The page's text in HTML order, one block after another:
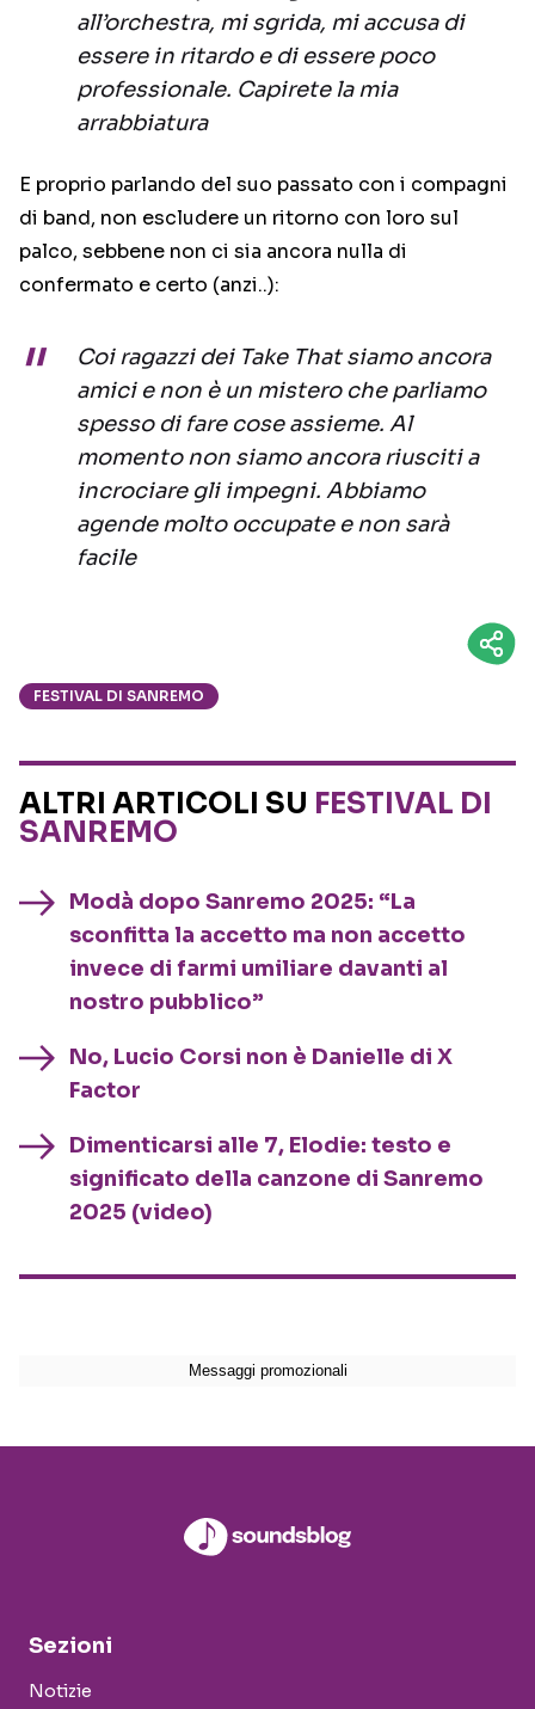
all’orchestra, mi sgrida, mi accusa di
essere in ritardo e di essere poco
professionale. Capirete la mia
arrabbiatura
E proprio parlando del suo passato con i compagni
di band, non escludere un ritorno con loro sul
palco, sebbene non ci sia ancora nulla di
confermato e certo (anzi..):
Coi ragazzi dei Take That siamo ancora
amici e non è un mistero che parliamo
spesso di fare cose assieme. Al
momento non siamo ancora riusciti a
incrociare gli impegni. Abbiamo
agende molto occupate e non sarà
facile
FESTIVAL DI SANREMO
ALTRI ARTICOLI SU FESTIVAL DI
SANREMO
Modà dopo Sanremo 2025: “La
sconfitta la accetto ma non accetto
invece di farmi umiliare davanti al
nostro pubblico”
No, Lucio Corsi non è Danielle di X
Factor
Dimenticarsi alle 7, Elodie: testo e
significato della canzone di Sanremo
2025 (video)
Sezioni
Notizie